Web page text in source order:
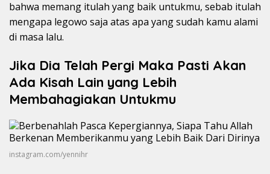
bahwa memang itulah yang baik untukmu, sebab itulah
mengapa legowo saja atas apa yang sudah kamu alami
di masa lalu.
Jika Dia Telah Pergi Maka Pasti Akan
Ada Kisah Lain yang Lebih
Membahagiakan Untukmu
instagram.com/yennihr